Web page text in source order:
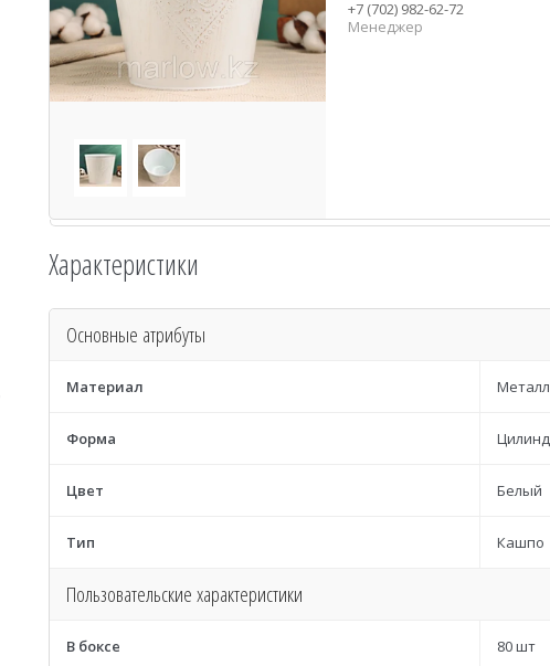
+7 (702) 982-62-72
Менеджер
Характеристики
Основные атрибуты
Материал Металл
Форма
Цвет Белый
Тип Кашпо
Пользовательские характеристики
В боксе 80 шт